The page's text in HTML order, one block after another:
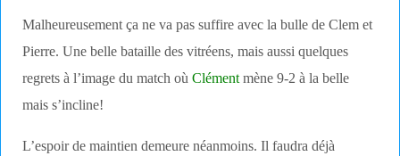
Malheureusement ça ne va pas suffire avec la bulle de Clem et
Pierre. Une belle bataille des vitréens, mais aussi quelques
regrets à l’image du match oùClémentmène 9-2 à la belle
mais s’incline!
L’espoir de maintien demeure néanmoins. Il faudra déjà